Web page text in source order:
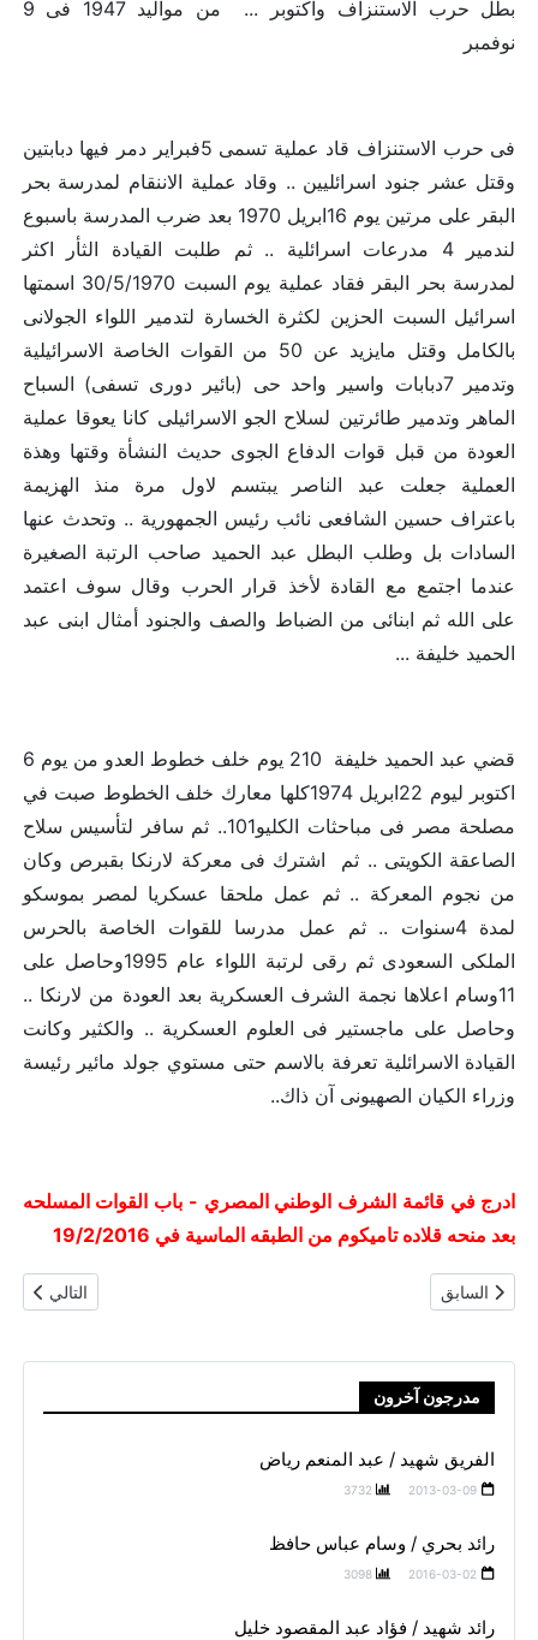
بطل حرب الاستنزاف واكتوبر ... من مواليد 1947 فى 9
نوفمبر
فى حرب الاستنزاف قاد عملية تسمى 5فبراير دمر فيها دبابتين
وقتل عشر جنود اسرائليين .. وقاد عملية الاننقام لمدرسة بحر
البقر على مرتين يوم 16ابريل 1970 بعد ضرب المدرسة باسبوع
لندمير 4 مدرعات اسرائلية .. ثم طلبت القيادة الثأر اكثر
لمدرسة بحر البقر فقاد عملية يوم السبت 30/5/1970 اسمتها
اسرائيل السبت الحزين لكثرة الخسارة لتدمير اللواء الجوﻻنى
بالكامل وقتل مايزيد عن 50 من القوات الخاصة الاسرائيلية
وتدمير 7دبابات واسير واحد حى (بائير دورى تسفى) السباح
الماهر وتدمير طائرتين لسلاح الجو الاسرائيلى كانا يعوقا عملية
العودة من قبل قوات الدفاع الجوى حديث النشأة وقتها وهذة
العملية جعلت عبد الناصر يبتسم لاول مرة منذ الهزيمة
باعتراف حسين الشافعى نائب رئيس الجمهورية .. وتحدث عنها
السادات بل وطلب البطل عبد الحميد صاحب الرتبة الصغيرة
عندما اجتمع مع القادة لأخذ قرار الحرب وقال سوف اعتمد
على الله ثم ابنائى من الضباط والصف والجنود أمثال ابنى عبد
الحميد خليفة ...
قضي عبد الحميد خليفة 210 يوم خلف خطوط العدو من يوم 6
اكتوبر ليوم 22ابريل 1974كلها معارك خلف الخطوط صبت في
مصلحة مصر فى مباحثات الكليو101.. ثم سافر لتأسيس سلاح
الصاعقة الكويتى .. ثم اشترك فى معركة ﻻرنكا بقبرص وكان
من نجوم المعركة .. ثم عمل ملحقا عسكريا لمصر بموسكو
لمدة 4سنوات .. ثم عمل مدرسا للقوات الخاصة بالحرس
الملكى السعودى ثم رقى لرتبة اللواء عام 1995وحاصل على
11وسام اعلاها نجمة الشرف العسكرية بعد العودة من ﻻرنكا ..
وحاصل على ماجستير فى العلوم العسكرية .. والكثير وكانت
القيادة الاسرائلية تعرفة بالاسم حتى مستوي جولد مائير رئيسة
وزراء الكيان الصهيونى آن ذاك..
ادرج في قائمة الشرف الوطني المصري - باب القوات المسلحه
بعد منحه قلاده تاميكوم من الطبقه الماسية في 19/2/2016
المقال السابق: لواء طيار / احمد كمال المنصوري
السابق المقال
التالي
مدرجون آخرون
الفريق شهيد / عبد المنعم رياض
2013-03-09
3732
رائد بحري / وسام عباس حافظ
2016-03-02
3098
رائد شهيد / فؤاد عبد المقصود خليل